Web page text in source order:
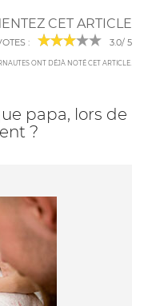
CET ARTICLE
: 3.0/ 5
ONT DÉJÀ NOTÉ CET ARTICLE.
papa, lors de
?